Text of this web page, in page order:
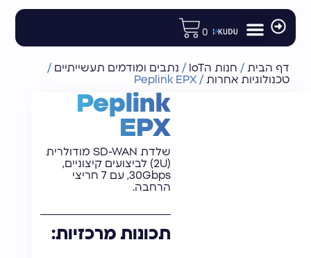
לתוכן
0
דף הבית / חנות הIoT / נתבים ומודמים תעשייתיים /
טכנולוגיות אחרות /
Peplink EPX
Peplink
EPX
שלדת SD-WAN מודולרית
(2U) לביצועים קיצוניים,
30Gbps, עם 7 חריצי
הרחבה.
תכונות מרכזיות: